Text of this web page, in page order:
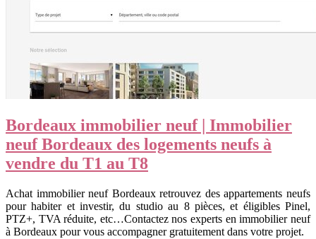
Bordeaux immobilier neuf | Immobilier
neuf Bordeaux des logements neufs à
vendre du T1 au T8
Achat immobilier neuf Bordeaux retrouvez des appartements neufs
pour habiter et investir, du studio au 8 pièces, et éligibles Pinel,
PTZ+, TVA réduite, etc…Contactez nos experts en immobilier neuf
à Bordeaux pour vous accompagner gratuitement dans votre projet.